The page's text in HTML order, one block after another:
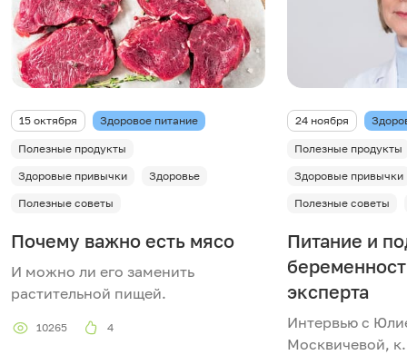
15 октября Здоровое питание
Полезные продукты
Здоровые привычки
Здоровье
Полезные советы
Почему важно есть мясо
И можно ли его заменить
растительной пищей.
10265 4
24 ноября
Полезные продукты
Здоровые привычки
Полезные советы
Питание и
эксперта
Интервью с
Москвичевой,